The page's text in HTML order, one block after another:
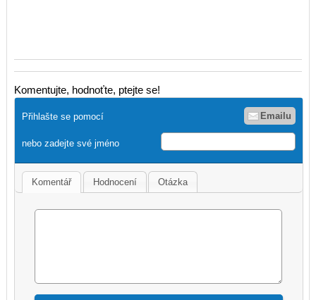
Komentujte, hodnoťte, ptejte se!
Přihlašte se pomocí Emailu
nebo zadejte své jméno
Komentář Hodnocení Otázka